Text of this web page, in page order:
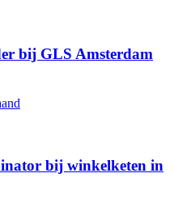
bij GLS Amsterdam
bij winkelketen in